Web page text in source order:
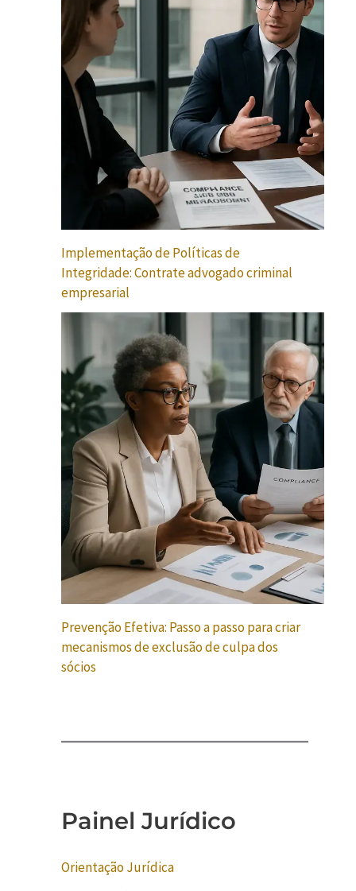
Implementação de Políticas de
Integridade: Contrate advogado criminal
empresarial
Prevenção Efetiva: Passo a passo para criar
mecanismos de exclusão de culpa dos
sócios
Painel Jurídico
Orientação Jurídica